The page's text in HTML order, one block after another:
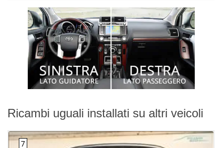
Ricambi uguali installati su altri veicoli